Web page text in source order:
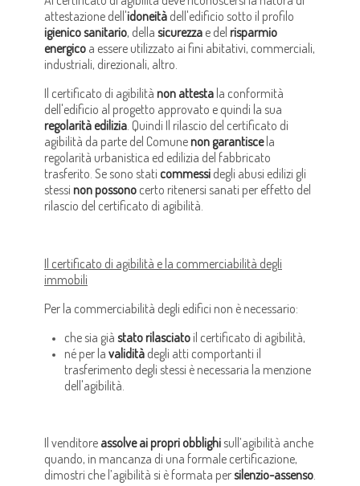
attestazione dell'idoneità dell'edificio sotto il profilo
igienico sanitario, della sicurezza e del risparmio
energico a essere utilizzato ai fini abitativi, commerciali,
industriali, direzionali, altro.
Il certificato di agibilità non attesta la conformità
dell'edificio al progetto approvato e quindi la sua
regolarità edilizia . Quindi Il rilascio del certificato di
agibilità da parte del Comune non garantiscela
regolarità urbanistica ed edilizia del fabbricato
trasferito. Se sono stati commessi degli abusi edilizi gli
stessi non possono certo ritenersi sanati per effetto del
rilascio del certificato di agibilità.
Il certificato di agibilità e la commerciabilità degli
immobili
Per la commerciabilità degli edifici non è necessario:
che sia già stato rilasciato il certificato di agibilità,
né per la validità degli atti comportanti il
trasferimento degli stessi è necessaria la menzione
dell'agibilità.
Il venditore assolve ai propri obblighisull’agibilità anche
quando, in mancanza di una formale certificazione,
dimostri che l’agibilità si è formata persilenzio-assenso